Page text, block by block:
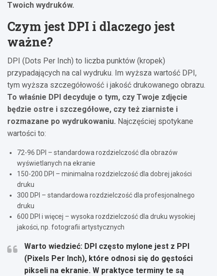
Twoich wydruków.
Czym jest DPI i dlaczego jest
ważne?
DPI (Dots Per Inch) to liczba punktów (kropek)
przypadających na cal wydruku. Im wyższa wartość DPI,
tym wyższa szczegółowość i jakość drukowanego obrazu.
To właśnie DPI decyduje o tym, czy Twoje zdjęcie
będzie ostre i szczegółowe, czy też ziarniste i
rozmazane po wydrukowaniu. Najczęściej spotykane
wartości to:
72-96 DPI – standardowa rozdzielczość dla obrazów
wyświetlanych na ekranie
150-200 DPI – minimalna rozdzielczość dla dobrej jakości
druku
300 DPI – standardowa rozdzielczość dla profesjonalnego
druku
600 DPI i więcej – wysoka rozdzielczość dla druku wysokiej
jakości, np. fotografii artystycznych
Warto wiedzieć: DPI często mylone jest z PPI
(Pixels Per Inch), które odnosi się do gęstości
pikseli na ekranie. W praktyce terminy te są